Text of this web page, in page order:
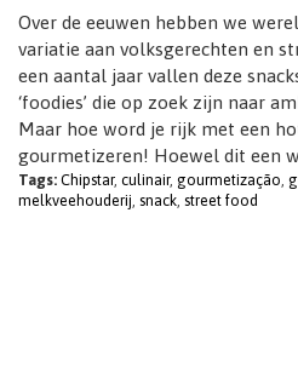
Over de eeuwen hebben we
variatie aan volksgerechten en
een aantal jaar vallen deze
‘foodies’ die op zoek zijn naar
Maar hoe word je rijk met een
gourmetizeren! Hoewel dit een
Tags: Chipstar, culinair, gourmetização,
melkveehouderij, snack, street food